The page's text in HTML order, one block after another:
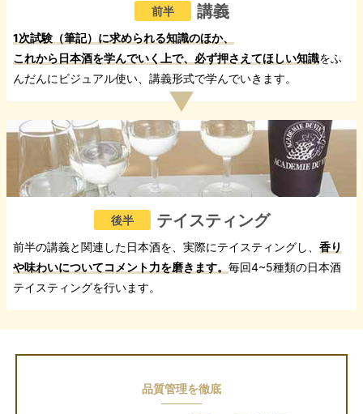
前半 講義
1次試験（筆記）に求められる知識のほか、
これから日本酒を学んでいく上で、必ず押さえてほしい知識をふ
んだんにビジュアル使い、講義形式で学んでいきます。
後半 テイスティング
前半の講義と関連した日本酒を、実際にテイスティングし、 香り
や味わいについてコメント力を磨きます。 毎回4~5種類の日本酒
テイスティングを行います。
品質管理を徹底